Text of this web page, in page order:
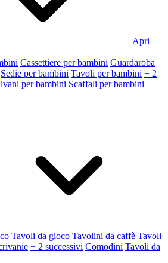
Apri
Cassettiere per bambini Guardaroba
Sedie per bambini Tavoli per bambini + 2
per bambini Scaffali per bambini
Tavoli da gioco Tavolini da caffè Tavoli
+ 2 successivi Comodini Tavoli da